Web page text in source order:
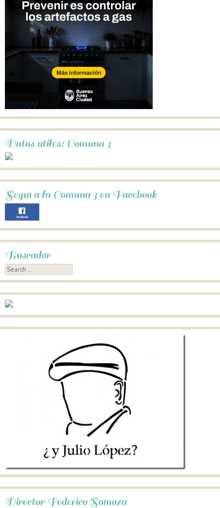
Datos útiles: Comuna 3
Seguí a la Comuna 3 en Facebook
Buscador
Search
Director Federico Somoza